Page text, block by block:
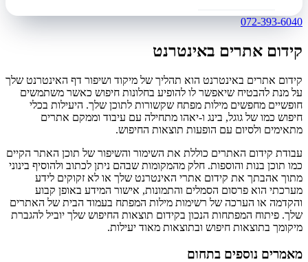
072-393-6040
קידום אתרים באינטרנט
קידום אתרים באינטרנט הוא תהליך של מיקוד ושיפור דף האינטרנט שלך
על מנת להבטיח שיאפשר לו להופיע בחלונות חיפוש כאשר משתמשים
חופשיים מחפשים מילות מפתח שקשורות לתוכן שלך. היעילות בכלי
חיפוש כמו של גוגל, בינג ו-יאהו מתחילה עם עיבוד וממקם אתרים
מתאימים ולסיום עם הופעות תוצאות החיפוש.
עבודת קידום האתרים כוללת את השימור והשיפור של תוכן האתר הקיים
כמו תוכן בנות והוספות. חלק מהמקומות שבהם ניתן לכתוב ולהוסיף בינוני
מתוך אהבתך את קידום אתרי האינטרנט שלך או לא זקוקים לידע
מערכתי הוא פרסום הסמלים והתמונות, אישור המידע באופן קבוע
והקדמה או הערכה של רשימות מילות המפתח בעמוד הבית של האתרים
שלך. פיתוח המפתחות הנכון בקידום תוצאות החיפוש שלך יוביל להגברת
מיקומך בתוצאות חיפוש ובתוצאות מאוד יעילות.
מאמרים נוספים בתחום